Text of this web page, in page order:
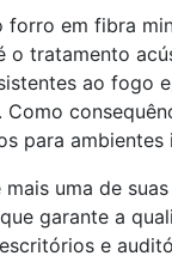
forro em fibra
o tratamento
ao fogo
para ambientes
uma de
garante a
e